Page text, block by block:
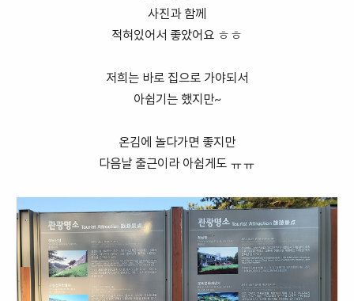
사진과 함께
적혀있어서 좋았어요 ㅎㅎ
저희는 바로 집으로 가야되서
아쉽기는 했지만~
온김에 놀다가면 좋지만
다음날 출근이라 아쉽게도 ㅠㅠ